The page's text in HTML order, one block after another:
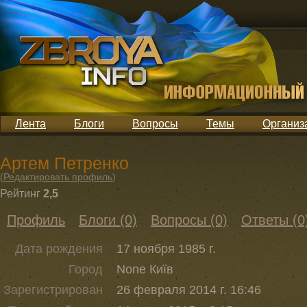
Лента Блоги Вопросы Темы
Артем Петренко
(Редактировать профиль)
Рейтинг 2,5
Профиль Блоги (0) Вопросы (0) Ответы
Дата рождения
17 ноября 1985 г.
Город
None Київ
Зарегистрирован
26 февраля 2014 г. 16:46